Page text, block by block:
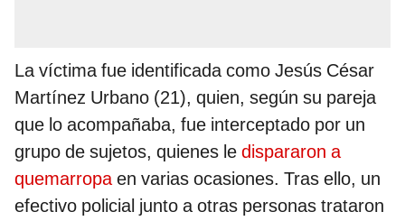
La víctima fue identificada como Jesús César
Martínez Urbano (21), quien, según su pareja
que lo acompañaba, fue interceptado por un
grupo de sujetos, quienes le dispararon a
quemarropaen varias ocasiones. Tras ello, un
efectivo policial junto a otras personas trataron